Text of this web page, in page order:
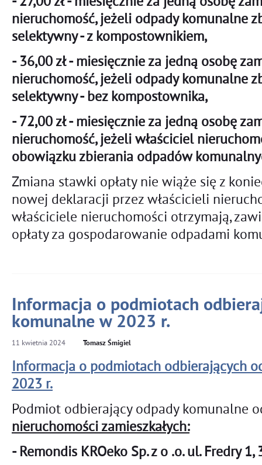
nieruchomość, jeżeli odpady komunalne
selektywny - z kompostownikiem,
- 36,00 zł - miesięcznie za jedną osobę
nieruchomość, jeżeli odpady komunalne
selektywny - bez kompostownika,
- 72,00 zł - miesięcznie za jedną osobę
nieruchomość, jeżeli właściciel
obowiązku zbierania odpadów
Zmiana stawki opłaty nie wiąże się z
nowej deklaracji przez właścicieli
właściciele nieruchomości otrzymają,
opłaty za gospodarowanie odpadami
Informacja o podmiotach
komunalne w 2023 r.
11 kwietnia 2024 Tomasz Śmigiel
Informacja o podmiotach odbierających
2023 r.
Podmiot odbierający odpady komunalne
nieruchomości zamieszkałych:
- Remondis KROeko Sp. z o .o. ul. Fredry